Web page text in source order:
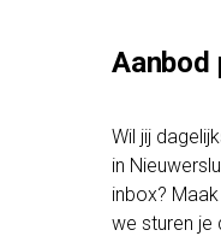
Aanbod
Wil jij
in
inbox?
we sturen je